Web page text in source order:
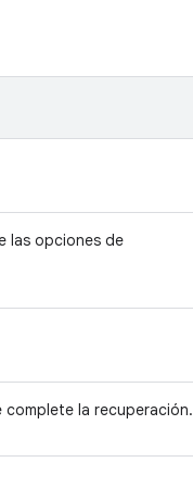
las opciones de
complete la recuperación.